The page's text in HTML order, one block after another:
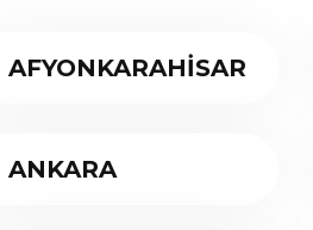
AFYONKARAHİSAR
ANKARA